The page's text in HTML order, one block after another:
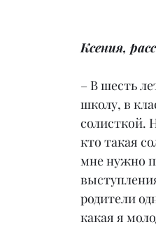
Ксения,
– В шесть
школу, в
солисткой.
кто такая
мне нужно
родители
какая я